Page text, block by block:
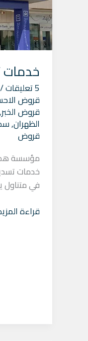
5 تعليقات /
قروض
قروض الخبر,
الظهران,
قروض
مؤسسة همة
خدمات
في متناول
قراءة